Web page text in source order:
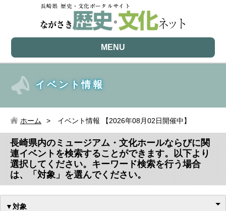
MENU
イベント情報
ホーム イベント情報 【2026年08月02日開催中】
長崎県内のミュージアム・文化ホールならびに関
連イベントを検索することができます。以下より
選択してください。キーワード検索を行う場合
は、「対象」を選んでください。
▼対象